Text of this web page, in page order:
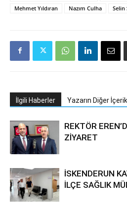
Mehmet Yıldıran Nazım Culha Selin
İlgili Haberler Yazarın Diğer
REKTÖR
ZİYARET
İSKENDERUN
İLÇE SAĞLIK